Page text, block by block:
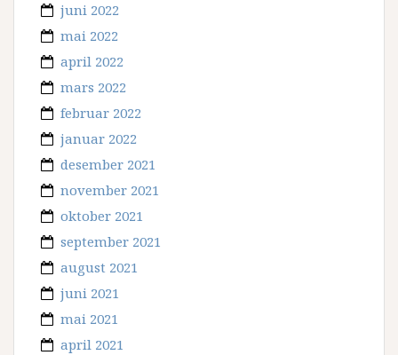
juni 2022
mai 2022
april 2022
mars 2022
februar 2022
januar 2022
desember 2021
november 2021
oktober 2021
september 2021
august 2021
juni 2021
mai 2021
april 2021